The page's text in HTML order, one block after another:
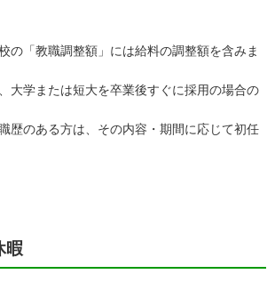
「教職調整額」には給料の調整額を含みま
学または短大を卒業後すぐに採用の場合の
ある方は、その内容・期間に応じて初任
暇